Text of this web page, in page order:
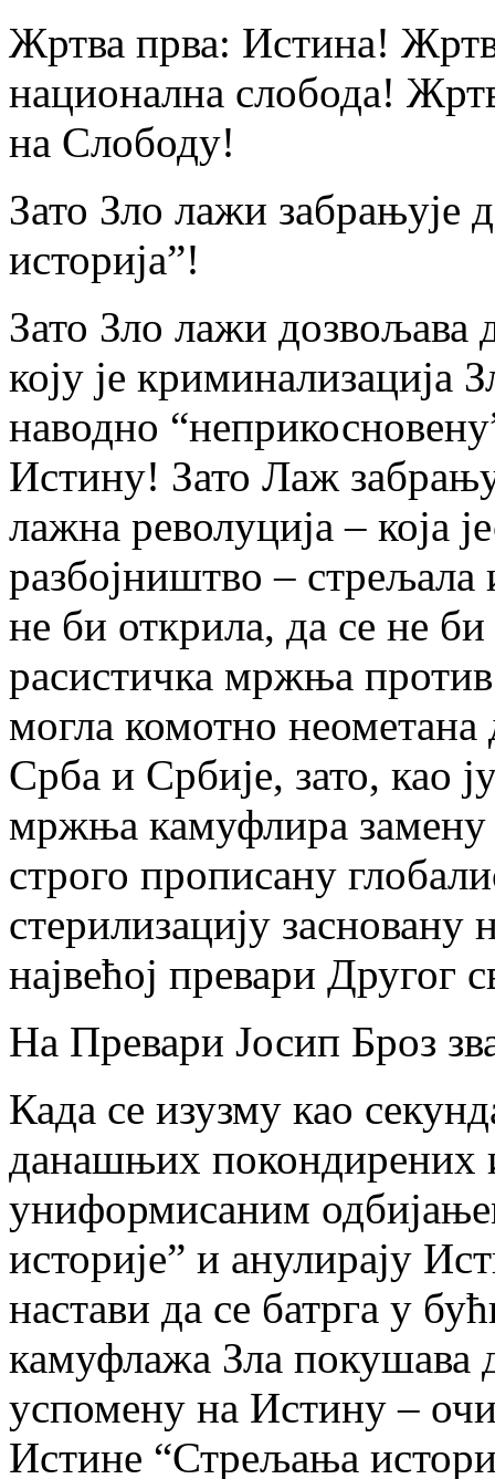
Жртва прва: Истина!
национална слобода!
на Слободу!
Зато Зло лажи забрањује
историја”!
Зато Зло лажи дозвољава
коју је криминализација
наводно
Истину! Зато Лаж
лажна револуција – која
разбојништво – стрељала
не би открила, да се не
расистичка мржња
могла комотно неометана
Срба и Србије, зато, као
мржња камуфлира
строго прописану
стерилизацију засновану
највећој превари Другог
На Превари Јосип Броз
Када се изузму као
данашњих покондирених
униформисаним
историје” и анулирају
настави да се батрга у
камуфлажа Зла покушава
успомену на Истину –
Истине “Стрељања